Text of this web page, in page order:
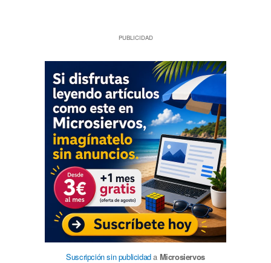
PUBLICIDAD
Suscripción sin publicidada Microsiervos